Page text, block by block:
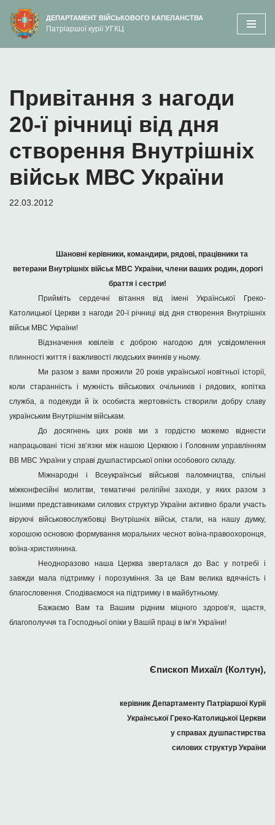
вмісту
Перейти
до
ДЕПАРТАМЕНТ ВІЙСЬКОВОГО КАПЕЛАНСТВА
Патріаршої курії УГКЦ
Привітання з нагоди
20-ї річниці від дня
створення Внутрішніх
військ МВС України
22.03.2012
Шановні керівники, командири, рядові, працівники та
ветерани Внутрішніх військ МВС України, члени ваших родин, дорогі
браття і сестри!
Прийміть сердечні вітання від імені Української Греко-
Католицької Церкви з нагоди 20-ї річниці від дня створення Внутрішніх
військ МВС України!
Відзначення ювілеїв є доброю нагодою для усвідомлення
плинності життя і важливості людських вчинків у ньому.
Ми разом з вами прожили 20 років української новітньої історії,
коли старанність і мужність військових очільників і рядових, копітка
служба, а подекуди й їх особиста жертовність створили добру славу
українським Внутрішнім військам.
До досягнень цих років ми з гордістю можемо віднести
напрацьовані тісні зв’язки між нашою Церквою і Головним управлінням
ВВ МВС України у справі душпастирської опіки особового складу.
Міжнародні і Всеукраїнські військові паломництва, спільні
міжконфесійні молитви, тематичні релігійні заходи, у яких разом з
іншими представниками силових структур України активно брали участь
віруючі військовослужбовці Внутрішніх військ, стали, на нашу думку,
хорошою основою формування моральних чеснот воїна-правоохоронця,
воїна-християнина.
Неодноразово наша Церква зверталася до Вас у потребі і
завжди мала підтримку і порозуміння. За це Вам велика вдячність і
благословення. Сподіваємося на підтримку і в майбутньому.
Бажаємо Вам та Вашим рідним міцного здоров’я, щастя,
благополуччя та Господньої опіки у Вашій праці в ім’я України!
Єпископ Михаїл (Колтун),
керівник Департаменту Патріаршої Курії
Української Греко-Католицької Церкви
у справах душпастирства
силових структур України